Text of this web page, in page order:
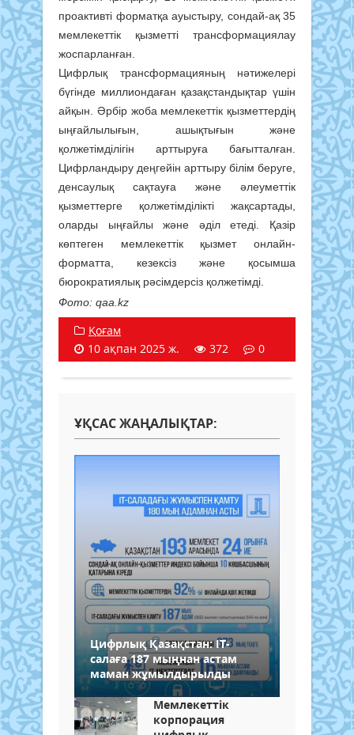
проактивті форматқа ауыстыру, сондай-ақ 35
мемлекеттік қызметті трансформациялау
жоспарланған.
Цифрлық трансформацияның нәтижелері
бүгінде миллиондаған қазақстандықтар үшін
айқын. Әрбір жоба мемлекеттік қызметтердің
ыңғайлылығын, ашықтығын және
қолжетімділігін арттыруға бағытталған.
Цифрландыру деңгейін арттыру білім беруге,
денсаулық сақтауға және әлеуметтік
қызметтерге қолжетімділікті жақсартады,
оларды ыңғайлы және әділ етеді. Қазір
көптеген мемлекеттік қызмет онлайн-
форматта, кезексіз және қосымша
бюрократиялық рәсімдерсіз қолжетімді.
Фото: qaa.kz
Қоғам
10 ақпан 2025 ж.
372 0
ҰҚСАС ЖАҢАЛЫҚТАР:
Цифрлық Қазақстан: IT-
салаға 187 мыңнан астам
маман жұмылдырылды
Мемлекеттік
корпорация